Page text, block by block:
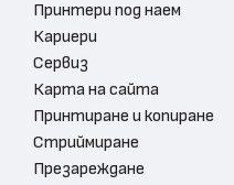
Принтери под наем
Кариери
Сервиз
Карта на сайта
Принтиране и копиране
Стриймиране
Презареждане